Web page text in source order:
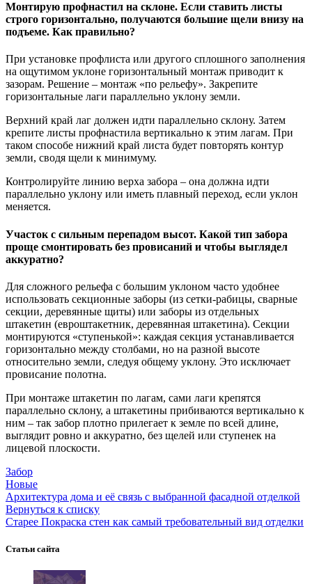
Монтирую профнастил на склоне. Если ставить листы
строго горизонтально, получаются большие щели внизу на
подъеме. Как правильно?
При установке профлиста или другого сплошного заполнения
на ощутимом уклоне горизонтальный монтаж приводит к
зазорам. Решение – монтаж «по рельефу». Закрепите
горизонтальные лаги параллельно уклону земли.
Верхний край лаг должен идти параллельно склону. Затем
крепите листы профнастила вертикально к этим лагам. При
таком способе нижний край листа будет повторять контур
земли, сводя щели к минимуму.
Контролируйте линию верха забора – она должна идти
параллельно уклону или иметь плавный переход, если уклон
меняется.
Участок с сильным перепадом высот. Какой тип забора
проще смонтировать без провисаний и чтобы выглядел
аккуратно?
Для сложного рельефа с большим уклоном часто удобнее
использовать секционные заборы (из сетки-рабицы, сварные
секции, деревянные щиты) или заборы из отдельных
штакетин (евроштакетник, деревянная штакетина). Секции
монтируются «ступенькой»: каждая секция устанавливается
горизонтально между столбами, но на разной высоте
относительно земли, следуя общему уклону. Это исключает
провисание полотна.
При монтаже штакетин по лагам, сами лаги крепятся
параллельно склону, а штакетины прибиваются вертикально к
ним – так забор плотно прилегает к земле по всей длине,
выглядит ровно и аккуратно, без щелей или ступенек на
лицевой плоскости.
Забор
Новые
Архитектура дома и её связь с выбранной фасадной отделкой
Вернуться к списку
Старее Покраска стен как самый требовательный вид отделки
Статьи сайта